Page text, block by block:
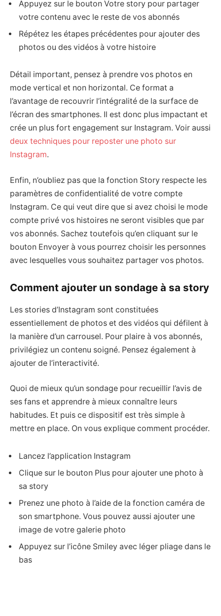
Appuyez sur le bouton Votre story pour partager
votre contenu avec le reste de vos abonnés
Répétez les étapes précédentes pour ajouter des
photos ou des vidéos à votre histoire
Détail important, pensez à prendre vos photos en
mode vertical et non horizontal. Ce format a
l’avantage de recouvrir l’intégralité de la surface de
l’écran des smartphones. Il est donc plus impactant et
crée un plus fort engagement sur Instagram. Voir aussi
deux techniques pour reposter une photo sur
Instagram.
Enfin, n’oubliez pas que la fonction Story respecte les
paramètres de confidentialité de votre compte
Instagram. Ce qui veut dire que si avez choisi le mode
compte privé vos histoires ne seront visibles que par
vos abonnés. Sachez toutefois qu’en cliquant sur le
bouton Envoyer à vous pourrez choisir les personnes
avec lesquelles vous souhaitez partager vos photos.
Comment ajouter un sondage à sa story
Les stories d’Instagram sont constituées
essentiellement de photos et des vidéos qui défilent à
la manière d’un carrousel. Pour plaire à vos abonnés,
privilégiez un contenu soigné. Pensez également à
ajouter de l’interactivité.
Quoi de mieux qu’un sondage pour recueillir l’avis de
ses fans et apprendre à mieux connaître leurs
habitudes. Et puis ce dispositif est très simple à
mettre en place. On vous explique comment procéder.
Lancez l’application Instagram
Clique sur le bouton Plus pour ajouter une photo à
sa story
Prenez une photo à l’aide de la fonction caméra de
son smartphone. Vous pouvez aussi ajouter une
image de votre galerie photo
Appuyez sur l’icône Smiley avec léger pliage dans le
bas